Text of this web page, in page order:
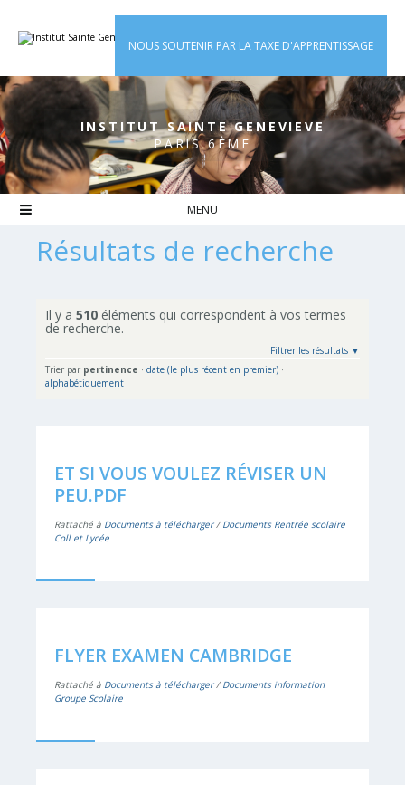
contenu.
la
navigation
INSTITUT SAINTE GENEVIEVE
PARIS 6ÈME
NOUS SOUTENIR PAR LA TAXE D'APPRENTISSAGE

Résultats de recherche
Il y a 510 éléments qui correspondent à vos termes
de recherche.
Filtrer les résultats
Trier par pertinence · date (le plus récent en premier) ·
alphabétiquement
ET SI VOUS VOULEZ RÉVISER UN
PEU.PDF
Rattaché à Documents à télécharger / Documents Rentrée scolaire
Coll et Lycée
FLYER EXAMEN CAMBRIDGE
Rattaché à Documents à télécharger / Documents information
Groupe Scolaire